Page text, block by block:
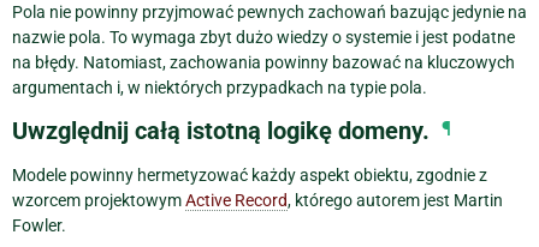
Pola nie powinny przyjmować pewnych zachowań bazując jedynie na
nazwie pola. To wymaga zbyt dużo wiedzy o systemie i jest podatne
na błędy. Natomiast, zachowania powinny bazować na kluczowych
argumentach i, w niektórych przypadkach na typie pola.
Uwzględnij całą istotną logikę domeny. ¶
Modele powinny hermetyzować każdy aspekt obiektu, zgodnie z
wzorcem projektowymActive Record, którego autorem jest Martin
Fowler.